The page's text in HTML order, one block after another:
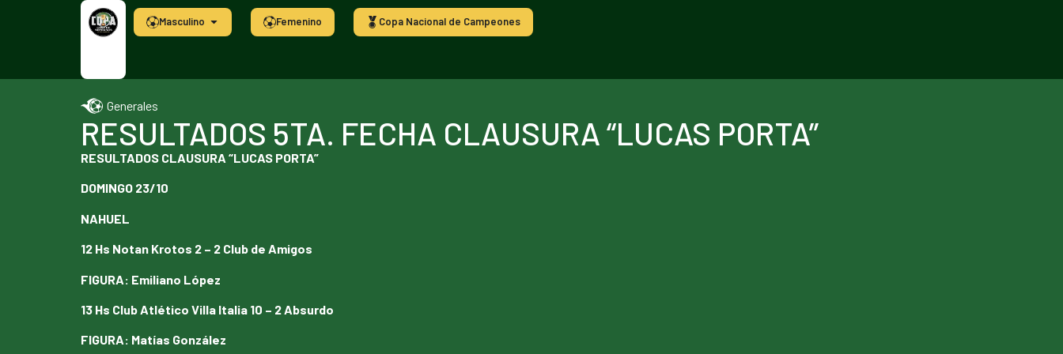
Masculino Femenino Copa Nacional de Campeones
Generales
RESULTADOS 5TA. FECHA CLAUSURA “LUCAS PORTA”
RESULTADOS CLAUSURA “LUCAS PORTA”
DOMINGO 23/10
NAHUEL
12 Hs Notan Krotos 2 – 2 Club de Amigos
FIGURA: Emiliano López
13 Hs Club Atlético Villa Italia 10 – 2 Absurdo
FIGURA: Matías González